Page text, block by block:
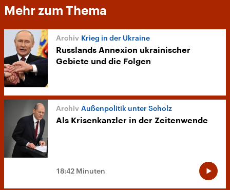
Mehr zum Thema
Krieg in der Ukraine
Russlands Annexion ukrainischer
Gebiete und die Folgen
Außenpolitik unter Scholz
Als Krisenkanzler in der Zeitenwende
18:42 Minuten